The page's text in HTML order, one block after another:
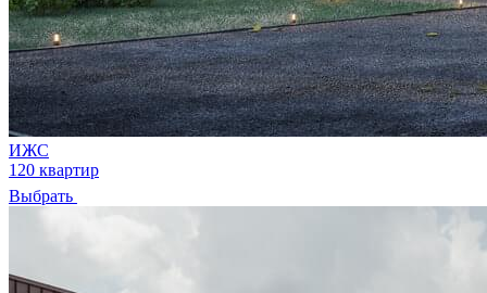
ИЖС
120 квартир
Выбрать